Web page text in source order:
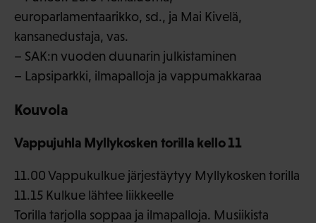
europarlamentaarikko, sd., ja Mai Kivelä,
kansanedustaja, vas.
– SAK:n vuoden duunarin julkistaminen
– Lapsiparkki, ilmapalloja ja vappumakkaraa
Kouvola
Vappujuhla Myllykosken torilla kello 11
11.00 Vappukulkue järjestäytyy Myllykosken torilla
11.15 Kulkue lähtee liikkeelle
Torilla tarjolla soppaa ja ilmapalloja. Musiikista